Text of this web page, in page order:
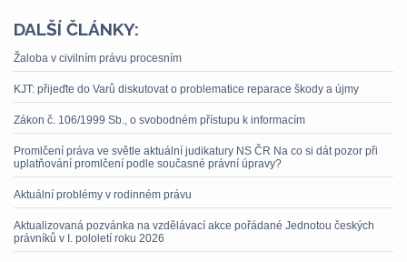
DALŠÍ ČLÁNKY:
Žaloba v civilním právu procesním
KJT: přijeďte do Varů diskutovat o problematice reparace škody a újmy
Zákon č. 106/1999 Sb., o svobodném přístupu k informacím
Promlčení práva ve světle aktuální judikatury NS ČR Na co si dát pozor při
uplatňování promlčení podle současné právní úpravy?
Aktuální problémy v rodinném právu
Aktualizovaná pozvánka na vzdělávací akce pořádané Jednotou českých
právníků v I. pololetí roku 2026